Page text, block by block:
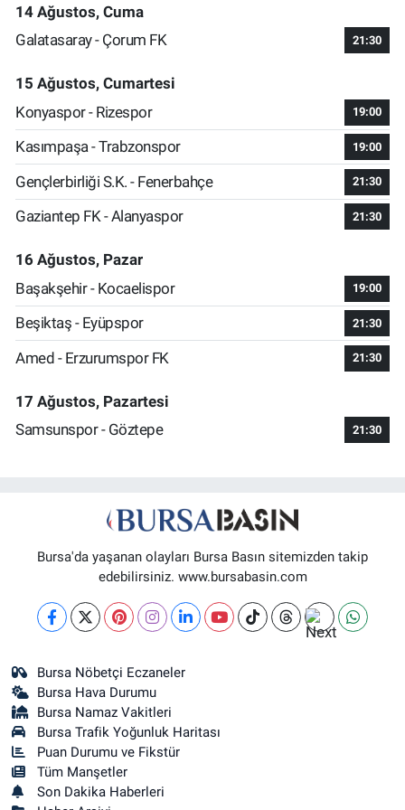
14 Ağustos, Cuma
Galatasaray - Çorum FK
21:30
15 Ağustos, Cumartesi
Konyaspor - Rizespor
19:00
Kasımpaşa - Trabzonspor 19:00
Gençlerbirliği S.K. - Fenerbahçe 21:30
Gaziantep FK - Alanyaspor 21:30
16 Ağustos, Pazar
Başakşehir - Kocaelispor
19:00
Beşiktaş - Eyüpspor 21:30
Amed - Erzurumspor FK 21:30
17 Ağustos, Pazartesi
Samsunspor - Göztepe
21:30
Bursa'da yaşanan olayları Bursa Basın sitemizden takip
edebilirsiniz. www.bursabasin.com
Bursa Nöbetçi Eczaneler
Bursa Hava Durumu
Bursa Namaz Vakitleri
Bursa Trafik Yoğunluk Haritası
Puan Durumu ve Fikstür
Tüm Manşetler
Son Dakika Haberleri